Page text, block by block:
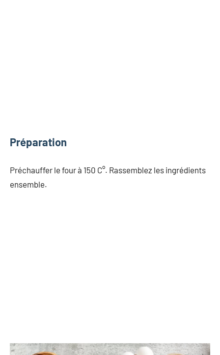
Préparation
Préchauffer le four à 150 C°. Rassemblez les ingrédients
ensemble.